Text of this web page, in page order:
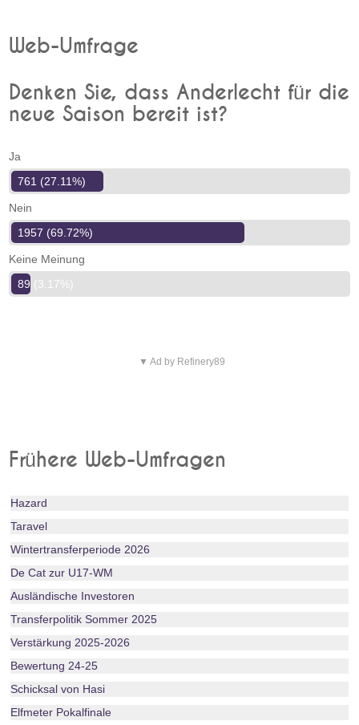
Web-Umfrage
Denken Sie, dass Anderlecht für die
neue Saison bereit ist?
Ja
761 (27.11%)
Nein
1957 (69.72%)
Keine Meinung
89 (3.17%)
▼ Ad by Refinery89
Frühere Web-Umfragen
Hazard
Taravel
Wintertransferperiode 2026
De Cat zur U17-WM
Ausländische Investoren
Transferpolitik Sommer 2025
Verstärkung 2025-2026
Bewertung 24-25
Schicksal von Hasi
Elfmeter Pokalfinale